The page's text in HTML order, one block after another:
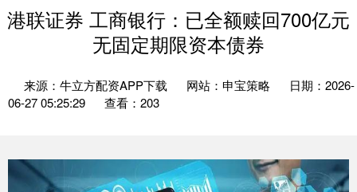
港联证券 工商银行：已全额赎回700亿元
无固定期限资本债券
来源：牛立方配资APP下载 网站：申宝策略
日期：2026-
06-27 05:25:29
查看：203